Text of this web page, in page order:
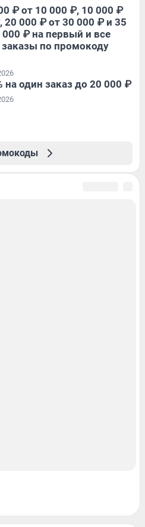
₽ от 10 000 ₽, 10 000 ₽
20 000 ₽ от 30 000 ₽ и 35
₽ на первый и все
по промокоду
на один заказ до 20 000 ₽